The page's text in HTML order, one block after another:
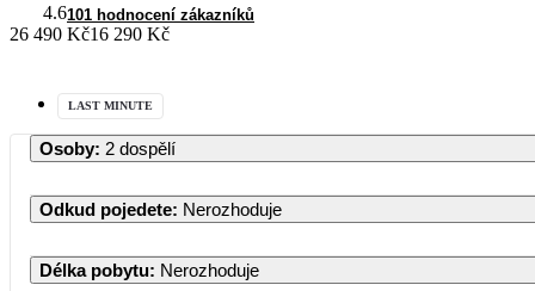
4.6101 hodnocení zákazníků
26 490 Kč16 290 Kč
LAST MINUTE
Osoby: 2 dospělí
Odkud pojedete: Nerozhoduje
Délka pobytu: Nerozhoduje